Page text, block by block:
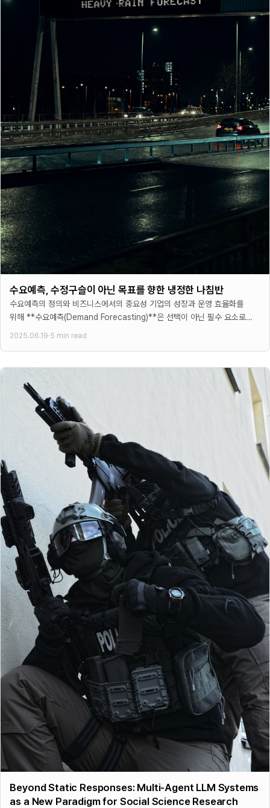
수요예측, 수정구슬이 아닌 목표를 향한 냉정한 나침반
수요예측의 정의와 비즈니스에서의 중요성 기업의 성장과 운영 효율화를
위해 **수요예측(Demand Forecasting)**은 선택이 아닌 필수 요소로
2025.06.19·5 min read
Beyond Static Responses: Multi-Agent LLM Systems
as a New Paradigm for Social Science Research